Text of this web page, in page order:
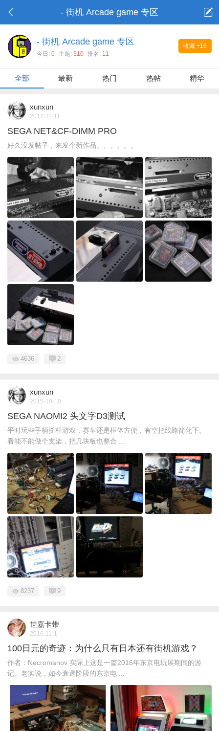
- 街机 Arcade game 专区
收藏 +16
- 街机 Arcade game 专区
今日: 0 主题: 310 排名: 11
全部 最新 热门 热帖 精华
xunxun
2017-11-11
SEGA NET&CF-DIMM PRO
好久没发帖子，来发个新作品。。。。。。
4636 2
xunxun
2015-10-10
SEGA NAOMI2 头文字D3测试
平时玩些手柄摇杆游戏，赛车还是框体方便，有空把线路简化下。
看能不能做个支架，把几块板也整合 ...
8237 9
世嘉卡带
2016-11-1
100日元的奇迹：为什么只有日本还有街机游戏？
作者：Necromanov 实际上这是一篇2016年东京电玩展期间的游
记。老实说，如今衰退阶段的东京电 ...